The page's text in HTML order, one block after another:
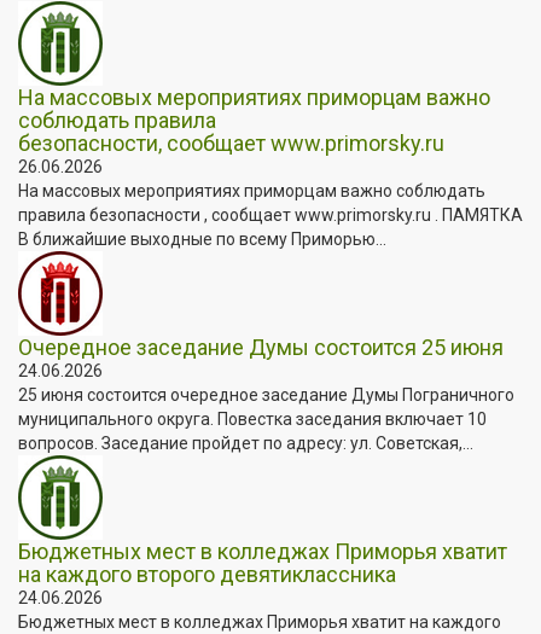
На массовых мероприятиях приморцам важно
соблюдать правила
безопасности, сообщает www.primorsky.ru
26.06.2026
На массовых мероприятиях приморцам важно соблюдать
правила безопасности , сообщает www.primorsky.ru . ПАМЯТКА
В ближайшие выходные по всему Приморью...
Очередное заседание Думы состоится 25 июня
24.06.2026
25 июня состоится очередное заседание Думы Пограничного
муниципального округа. Повестка заседания включает 10
вопросов. Заседание пройдет по адресу: ул. Советская,...
Бюджетных мест в колледжах Приморья хватит
на каждого второго девятиклассника
24.06.2026
Бюджетных мест в колледжах Приморья хватит на каждого